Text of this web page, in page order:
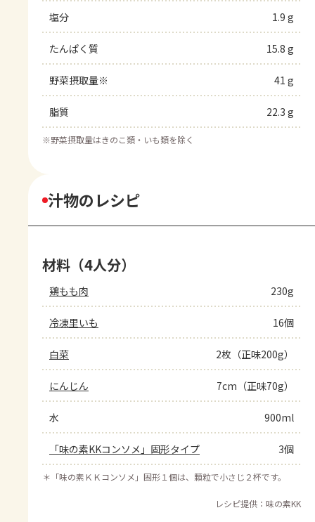
塩分 1.9 g
たんぱく質 15.8 g
野菜摂取量※ 41 g
脂質 22.3 g
※野菜摂取量はきのこ類・いも類を除く
汁物のレシピ
材料（4人分）
鶏もも肉 230g
冷凍里いも 16個
白菜 2枚（正味200g）
にんじん 7cm（正味70g）
水 900ml
「味の素KKコンソメ」固形タイプ 3個
＊ 「味の素ＫＫコンソメ」固形１個は、顆粒で小さじ２杯です。
レシピ提供：味の素KK